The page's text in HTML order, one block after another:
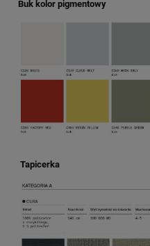
Buk kolor pigmentowy
Tapicerka